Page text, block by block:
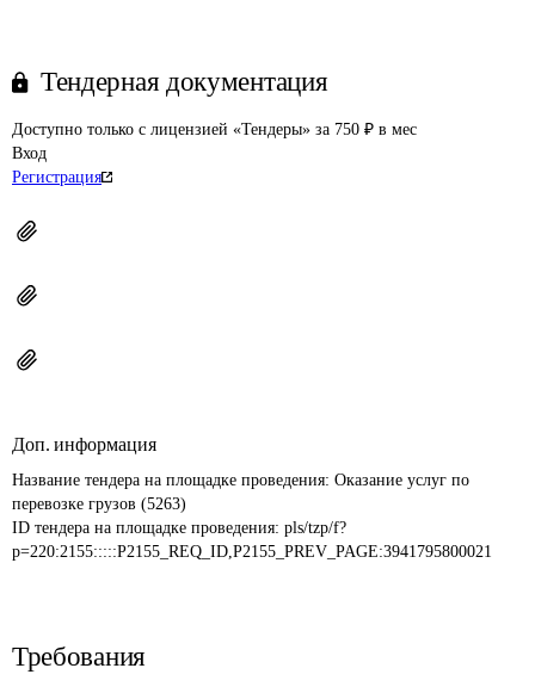
Тендерная документация
Доступно только с лицензией «Тендеры» за 750 ₽ в мес
Вход
Регистрация
Доп. информация
Название тендера на площадке проведения: Оказание услуг по
перевозке грузов (5263)
ID тендера на площадке проведения: pls/tzp/f?
p=220:2155:::::P2155_REQ_ID,P2155_PREV_PAGE:3941795800021
Требования